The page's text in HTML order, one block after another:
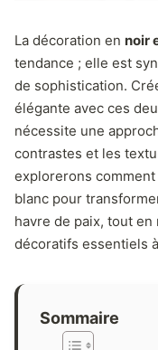
La décoration en noir
tendance ; elle est
de sophistication.
élégante avec ces
nécessite une
contrastes et les
explorerons
blanc pour
havre de paix, tout
décoratifs essentiels
Sommaire